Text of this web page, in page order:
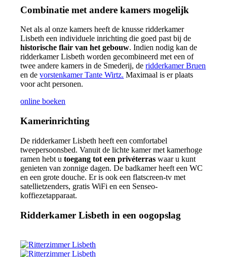
Combinatie met andere kamers mogelijk
Net als al onze kamers heeft de knusse ridderkamer
Lisbeth een individuele inrichting die goed past bij de
historische flair van het gebouw. Indien nodig kan de
ridderkamer Lisbeth worden gecombineerd met een of
twee andere kamers in de Smederij, deridderkamer Bruen
en devorstenkamer Tante Wirtz. Maximaal is er plaats
voor acht personen.
online boeken
Kamerinrichting
De ridderkamer Lisbeth heeft een comfortabel
tweepersoonsbed. Vanuit de lichte kamer met kamerhoge
ramen hebt utoegang tot een privéterras waar u kunt
genieten van zonnige dagen. De badkamer heeft een WC
en een grote douche. Er is ook een flatscreen-tv met
satellietzenders, gratis WiFi en een Senseo-
koffiezetapparaat.
Ridderkamer Lisbeth in een oogopslag